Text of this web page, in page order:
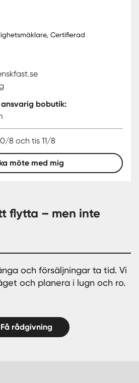
Certifierad
bobutik:
8 och tis 11/8
möte med mig
flytta – men inte
och försäljningar ta tid. Vi
och planera i lugn och ro.
Få rådgivning